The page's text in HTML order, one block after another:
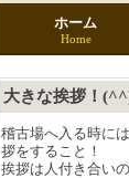
ホーム
Home
大きな挨拶！
稽古場へ入る時に
拶をすること！
挨拶は人付き合いの